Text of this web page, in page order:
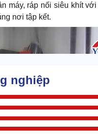
máy, ráp nối siêu khít
nơi tập kết.
nghiệp